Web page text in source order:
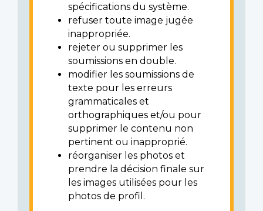
spécifications du système.
refuser toute image jugée
inappropriée.
rejeter ou supprimer les
soumissions en double.
modifier les soumissions de
texte pour les erreurs
grammaticales et
orthographiques et/ou pour
supprimer le contenu non
pertinent ou inapproprié.
réorganiser les photos et
prendre la décision finale sur
les images utilisées pour les
photos de profil.